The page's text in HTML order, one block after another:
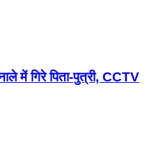
गिरे पिता-पुत्री, CCTV